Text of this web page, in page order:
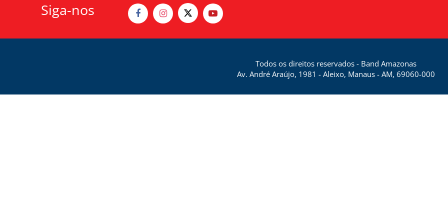
Siga-nos
Todos os direitos reservados - Band Amazonas
Av. André Araújo, 1981 - Aleixo, Manaus - AM, 69060-000